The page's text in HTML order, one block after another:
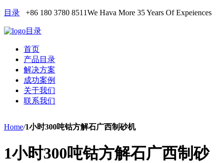
目录 +86 180 3780 8511We Hava More 35 Years Of Expeiences
目录
首页
产品目录
解决方案
成功案例
关于我们
联系我们
Home/1小时300吨钴方解石广西制砂机
1小时300吨钴方解石广西制砂